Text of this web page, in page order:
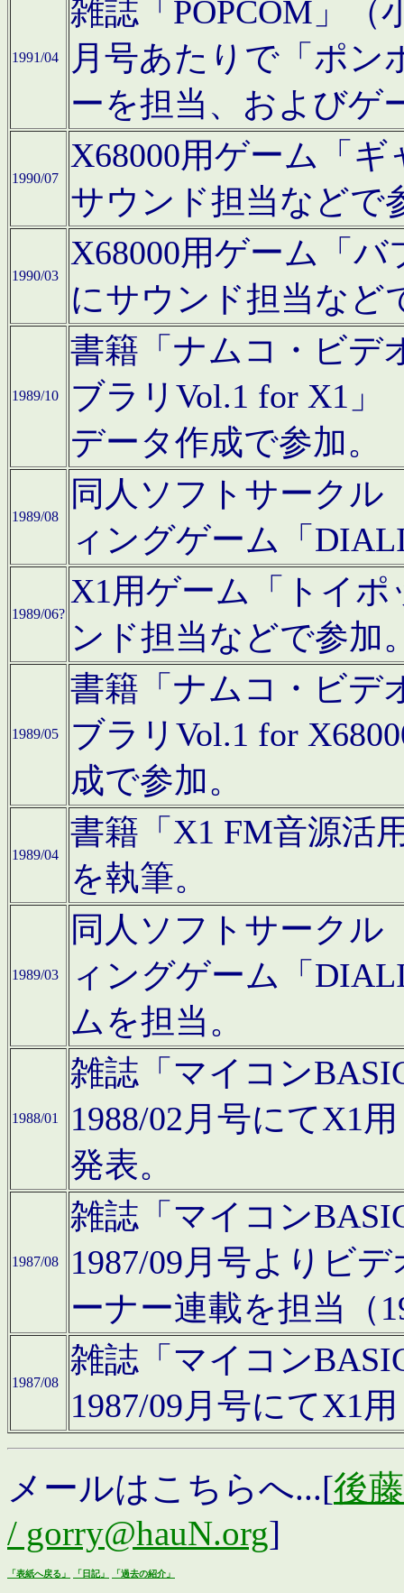
1991/04
雑誌「POPCOM」（
月号あたりで「ポン
ーを担当、およびゲ
1990/07
X68000用ゲーム「
サウンド担当などで
1990/03
X68000用ゲーム「
にサウンド担当など
1989/10
書籍「ナムコ・ビデ
ブラリVol.1 for X1」
データ作成で参加。
1989/08
同人ソフトサークル
ィングゲーム「
1989/06?
X1用ゲーム「トイ
ンド担当などで参加
1989/05
書籍「ナムコ・ビデ
ブラリVol.1 for
成で参加。
1989/04
書籍「X1 FM音源活
を執筆。
1989/03
同人ソフトサークル
ィングゲーム「
ムを担当。
1988/01
雑誌「マイコン
1988/02月号にてX1
発表。
1987/08
雑誌「マイコン
1987/09月号よりビ
ーナー連載を担当（
1987/08
雑誌「マイコン
1987/09月号にてX1
メールはこちらへ...[後
/ gorry@hauN.org]
「表紙へ戻る」 「日記」 「過去の紹介」